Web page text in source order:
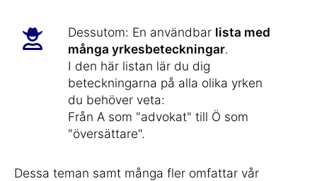
Dessutom: En användbar lista med
många yrkesbeteckningar.
I den här listan lär du dig
beteckningarna på alla olika yrken
du behöver veta:
Från A som "advokat" till Ö som
"översättare".
Dessa teman samt många fler omfattar vår